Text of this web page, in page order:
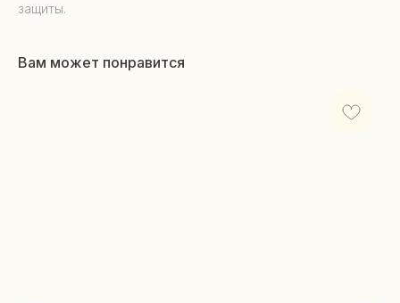
защиты.
Вам может понравится